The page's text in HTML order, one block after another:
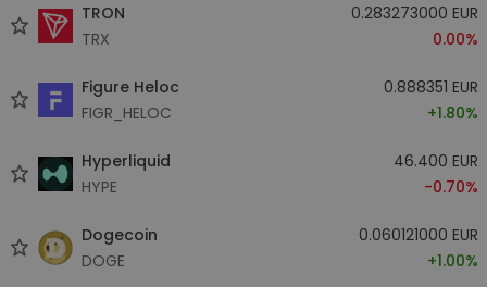
TRON
TRX
0.283273000 EUR
0.00%
Figure Heloc
FIGR_HELOC
0.888351 EUR
+1.80%
Hyperliquid
HYPE
46.400 EUR
-0.70%
Dogecoin
DOGE
0.060121000 EUR
+1.00%